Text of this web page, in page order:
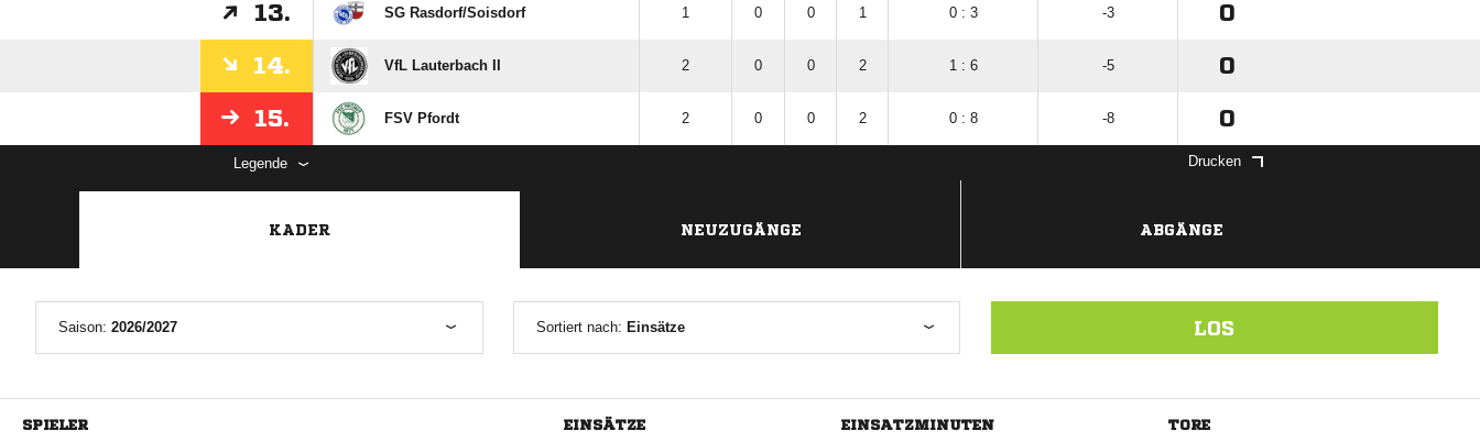
13. SG Rasdorf/​Soisdorf 1 0 0 1 0 : 3 -3 0
14. VfL Lauterbach II 2 0 0 2 1 : 6 -5 0
15. FSV Pfordt 2 0 0 2 0 : 8 -8 0
Legende Drucken
KADER NEUZUGÄNGE ABGÄNGE
Saison: 2026/2027 Sortiert nach: Einsätze LOS
SPIELER EINSÄTZE EINSATZMINUTEN TORE